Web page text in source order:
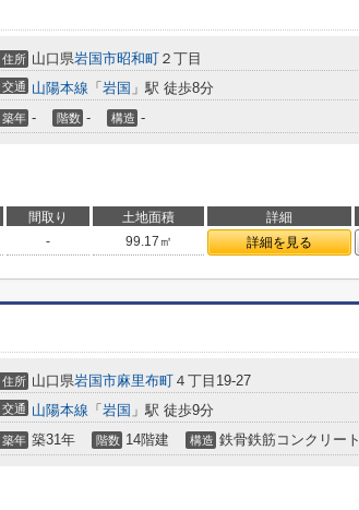
住所 山口県岩国市昭和町 ２丁目
交通 山陽本線 「 岩国 」駅 徒歩8分
築年 - 階数 - 構造 -
間取り 土地面積 詳細
- 99.17㎡ 詳細を見る
住所 山口県岩国市麻里布町 ４丁目19-27
交通 山陽本線 「 岩国 」駅 徒歩9分
築年 築31年 階数 14階建 構造 鉄骨鉄筋コンクリート